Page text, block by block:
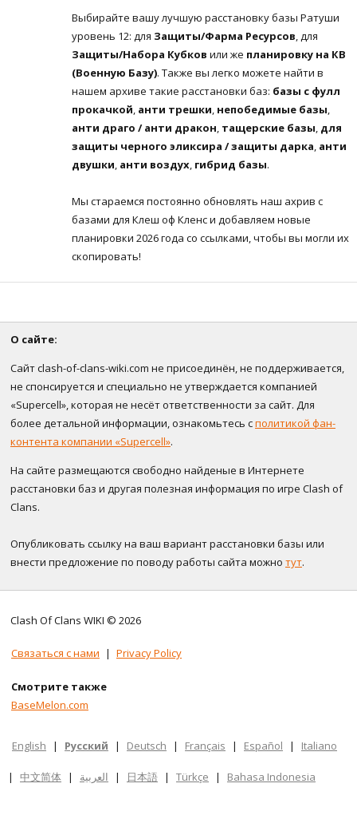
Выбирайте вашу лучшую расстановку базы Ратуши
уровень 12: для Защиты/Фарма Ресурсов , для
Защиты/Набора Кубков или же планировку на КВ
(Военную Базу). Также вы легко можете найти в
нашем архиве такие расстановки баз: базы с фулл
прокачкой анти трешки непобедимые базы
анти драго / анти дракон тащерские базы для
защиты черного эликсира / защиты дарка анти
двушки анти воздух гибрид базы.
Мы стараемся постоянно обновлять наш ахрив с
базами для Клеш оф Кленс и добавляем новые
планировки 2026 года со ссылками, чтобы вы могли их
скопировать!
О сайте:
Сайт clash-of-clans-wiki.com не присоединён, не поддерживается,
не спонсируется и специально не утверждается компанией
«Supercell», которая не несёт ответственности за сайт. Для
более детальной информации, ознакомьтесь сполитикой фан-
контента компании «Supercell».
На сайте размещаются свободно найденые в Интернете
расстановки баз и другая полезная информация по игре Clash of
Clans.
Опубликовать ссылку на ваш вариант расстановки базы или
внести предложение по поводу работы сайта можно тут.
Clash Of Clans WIKI © 2026
Связаться с нами | Privacy Policy
Смотрите также
BaseMelon.com
English | Русский | Deutsch | Français | Español | Italiano
| 中文简体 | العربية | 日本語 | Türkçe | Bahasa Indonesia